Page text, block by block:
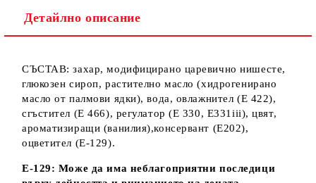
Детайлно описание
СЪСТАВ: захар, модифицирано царевично нишесте,
глюкозен сироп, растително масло (хидрогенирано
масло от палмови ядки), вода, овлажнител (Е 422),
сгъстител (Е 466), регулатор (Е 330, E331iii), цвят,
ароматизиращи (ванилия),консервант (E202),
оцветител (E-129).
E-129: Може да има неблагоприятни последици